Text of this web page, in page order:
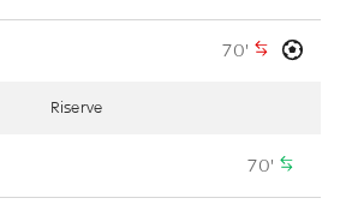
70'
Riserve
70'